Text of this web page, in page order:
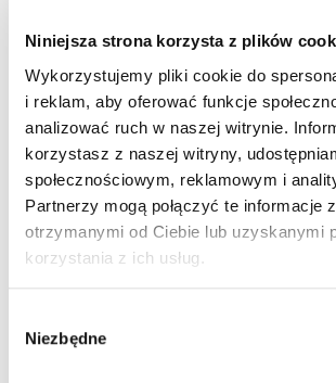
Niniejsza strona korzysta z plików
Wykorzystujemy pliki cookie do
i reklam, aby oferować funkcje
analizować ruch w naszej witrynie.
korzystasz z naszej witryny,
społecznościowym, reklamowym i
Partnerzy mogą połączyć te informacje
otrzymanymi od Ciebie lub uzyskanymi
korzystania z ich usług.
zgody
Niezbędne
SPOWOLNIENIE RUCHU SZERYF
4 komentarze do “Szeryf w
Dzbany drogowe z naszym